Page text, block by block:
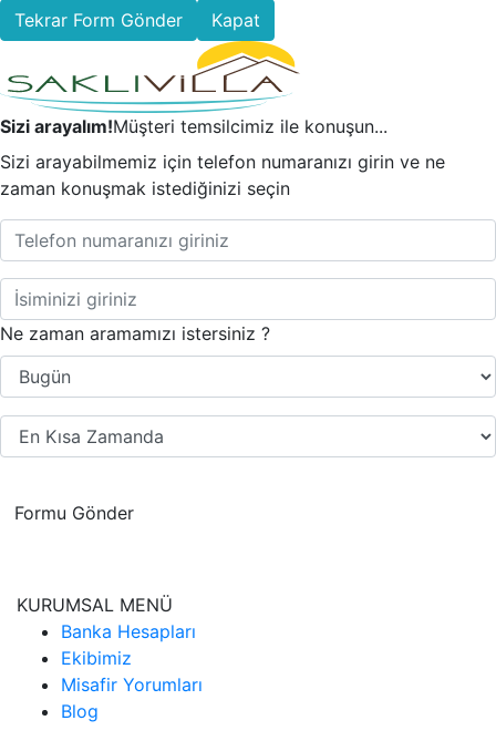
Tekrar Form Gönder
Kapat
Sizi arayalım!Müşteri temsilcimiz ile konuşun...
Sizi arayabilmemiz için telefon numaranızı girin ve ne
zaman konuşmak istediğinizi seçin
Ne zaman aramamızı istersiniz ?
Formu Gönder
KURUMSAL MENÜ
Banka Hesapları
Ekibimiz
Misafir Yorumları
Blog